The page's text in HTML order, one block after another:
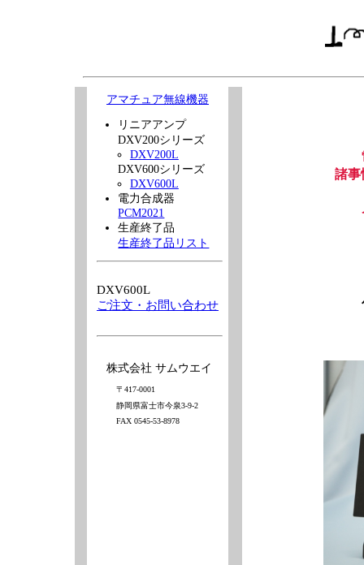
アマチュア無線機器
リニアアンプ
DXV200シリーズ
DXV200L
DXV600シリーズ
DXV600L
電力合成器
PCM2021
生産終了品
生産終了品リスト
DXV600L
ご注文・お問い合わせ
株式会社 サムウエイ
〒417-0001
静岡県富士市今泉3-9-2
FAX 0545-53-8978
諸事